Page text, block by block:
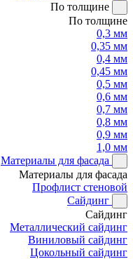
По толщине
По толщине
0,3 мм
0,35 мм
0,4 мм
0,45 мм
0,5 мм
0,6 мм
0,7 мм
0,8 мм
0,9 мм
1,0 мм
Материалы для фасада
Материалы для фасада
Профлист стеновой
Сайдинг
Сайдинг
Металлический сайдинг
Виниловый сайдинг
Цокольный сайдинг